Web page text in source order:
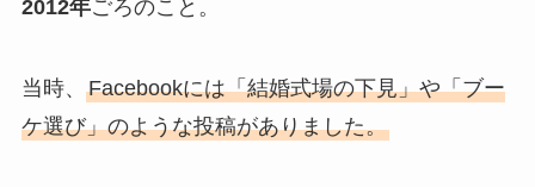
2012年ごろのこと。
当時、 Facebookには「結婚式場の下見」や「ブー
ケ選び」のような投稿がありました。